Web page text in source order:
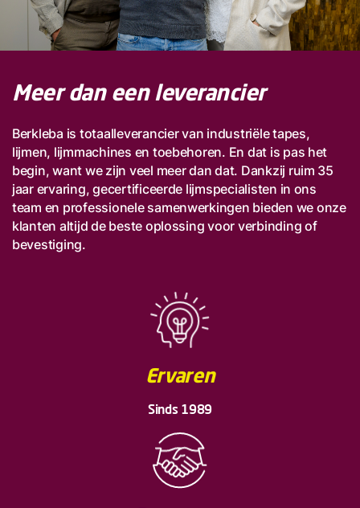
Meer dan een leverancier
Berkleba is totaalleverancier van industriële tapes,
lijmen, lijmmachines en toebehoren. En dat is pas het
begin, want we zijn veel meer dan dat. Dankzij ruim 35
jaar ervaring, gecertificeerde lijmspecialisten in ons
team en professionele samenwerkingen bieden we onze
klanten altijd de beste oplossing voor verbinding of
bevestiging.
Ervaren
Sinds 1989